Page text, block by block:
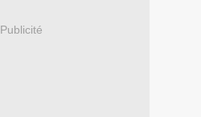
Publicité